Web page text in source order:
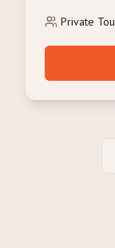
Private